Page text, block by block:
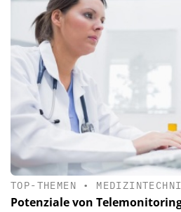
TOP-THEMEN •
Potenziale von